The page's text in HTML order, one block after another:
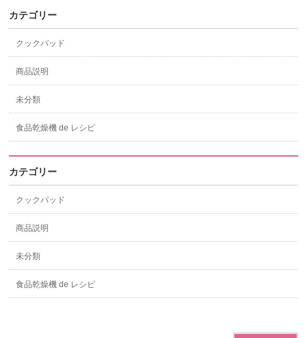
カテゴリー
クックパッド
商品説明
未分類
食品乾燥機 de レシピ
カテゴリー
クックパッド
商品説明
未分類
食品乾燥機 de レシピ